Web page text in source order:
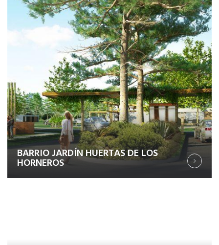
BARRIO JARDÍN HUERTAS DE LOS
HORNEROS